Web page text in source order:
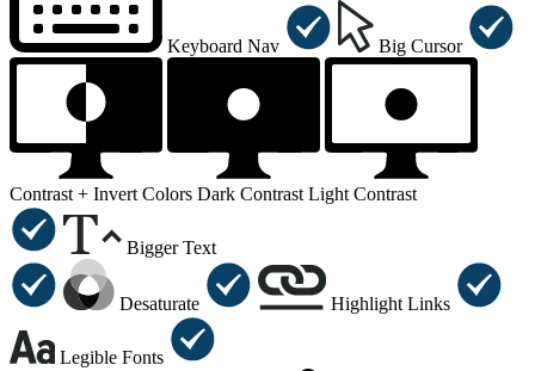
Keyboard Nav Big Cursor
Contrast + Invert Colors Dark Contrast Light Contrast
Bigger Text
Desaturate Highlight Links
Legible Fonts